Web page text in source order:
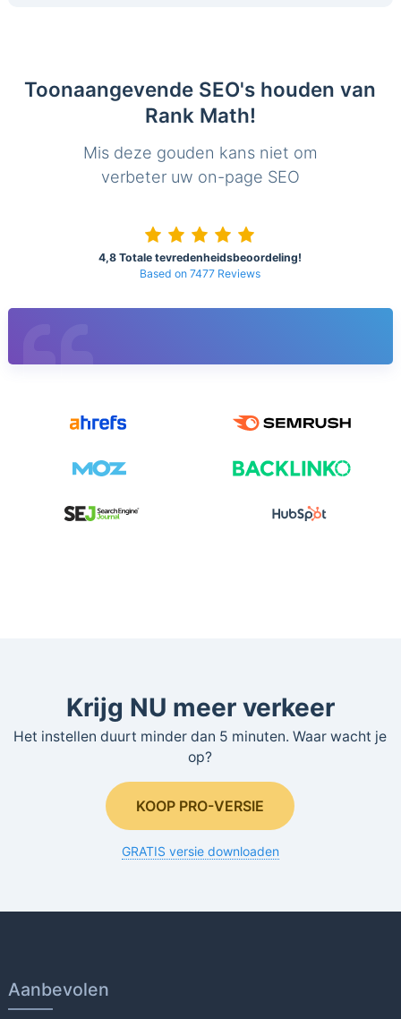
Toonaangevende SEO's houden van
Rank Math!
Mis deze gouden kans niet om
verbeter uw on-page SEO
4,8 Totale tevredenheidsbeoordeling!
Based on 7477 Reviews
Krijg NU meer verkeer
Het instellen duurt minder dan 5 minuten. Waar wacht je
op?
KOOP PRO-VERSIE
GRATIS versie downloaden
Aanbevolen